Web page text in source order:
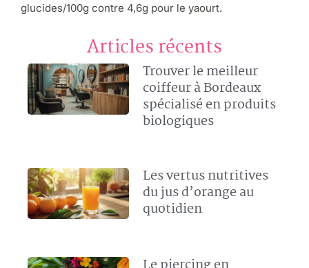
glucides/100g contre 4,6g pour le yaourt.
Articles récents
Trouver le meilleur
coiffeur à Bordeaux
spécialisé en produits
biologiques
Les vertus nutritives
du jus d’orange au
quotidien